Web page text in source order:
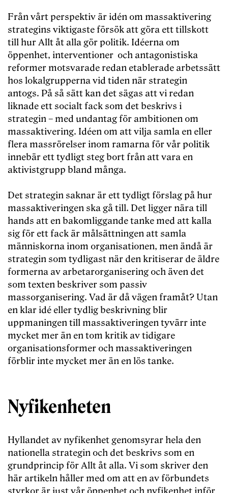
Från vårt perspektiv är idén om massaktivering
strategins viktigaste försök att göra ett tillskott
till hur Allt åt alla gör politik. Idéerna om
öppenhet, interventioner och antagonistiska
reformer motsvarade redan etablerade arbetssätt
hos lokalgrupperna vid tiden när strategin
antogs. På så sätt kan det sägas att vi redan
liknade ett socialt fack som det beskrivs i
strategin – med undantag för ambitionen om
massaktivering. Idéen om att vilja samla en eller
flera massrörelser inom ramarna för vår politik
innebär ett tydligt steg bort från att vara en
aktivistgrupp bland många.
Det strategin saknar är ett tydligt förslag på hur
massaktiveringen ska gå till. Det ligger nära till
hands att en bakomliggande tanke med att kalla
sig för ett fack är målsättningen att samla
människorna inom organisationen, men ändå är
strategin som tydligast när den kritiserar de äldre
formerna av arbetarorganisering och även det
som texten beskriver som passiv
massorganisering. Vad är då vägen framåt? Utan
en klar idé eller tydlig beskrivning blir
uppmaningen till massaktiveringen tyvärr inte
mycket mer än en tom kritik av tidigare
organisationsformer och massaktiveringen
förblir inte mycket mer än en lös tanke.
Nyfikenheten
Hyllandet av nyfikenhet genomsyrar hela den
nationella strategin och det beskrivs som en
grundprincip för Allt åt alla. Vi som skriver den
här artikeln håller med om att en av förbundets